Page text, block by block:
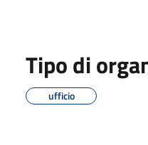
Tipo di
ufficio